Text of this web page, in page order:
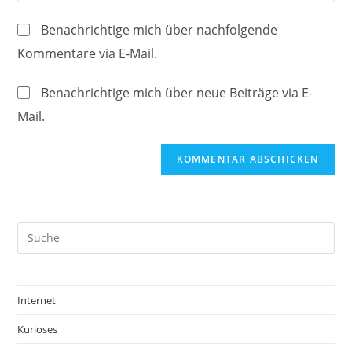
ein
zum
Kommentieren
Website-
URL
ein
Benachrichtige mich über nachfolgende
Kommentare via E-Mail.
Benachrichtige mich über neue Beiträge via E-
Mail.
Internet
Kurioses